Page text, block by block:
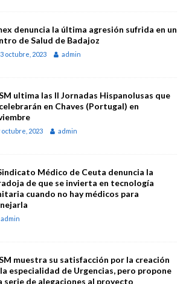
denuncia la última agresión sufrida en un
de Salud de Badajoz
octubre, 2023 admin
ultima las II Jornadas Hispanolusas que
en Chaves (Portugal) en
octubre, 2023 admin
Médico de Ceuta denuncia la
de que se invierta en tecnología
cuando no hay médicos para
admin
muestra su satisfacción por la creación
especialidad de Urgencias, pero propone
serie de alegaciones al proyecto